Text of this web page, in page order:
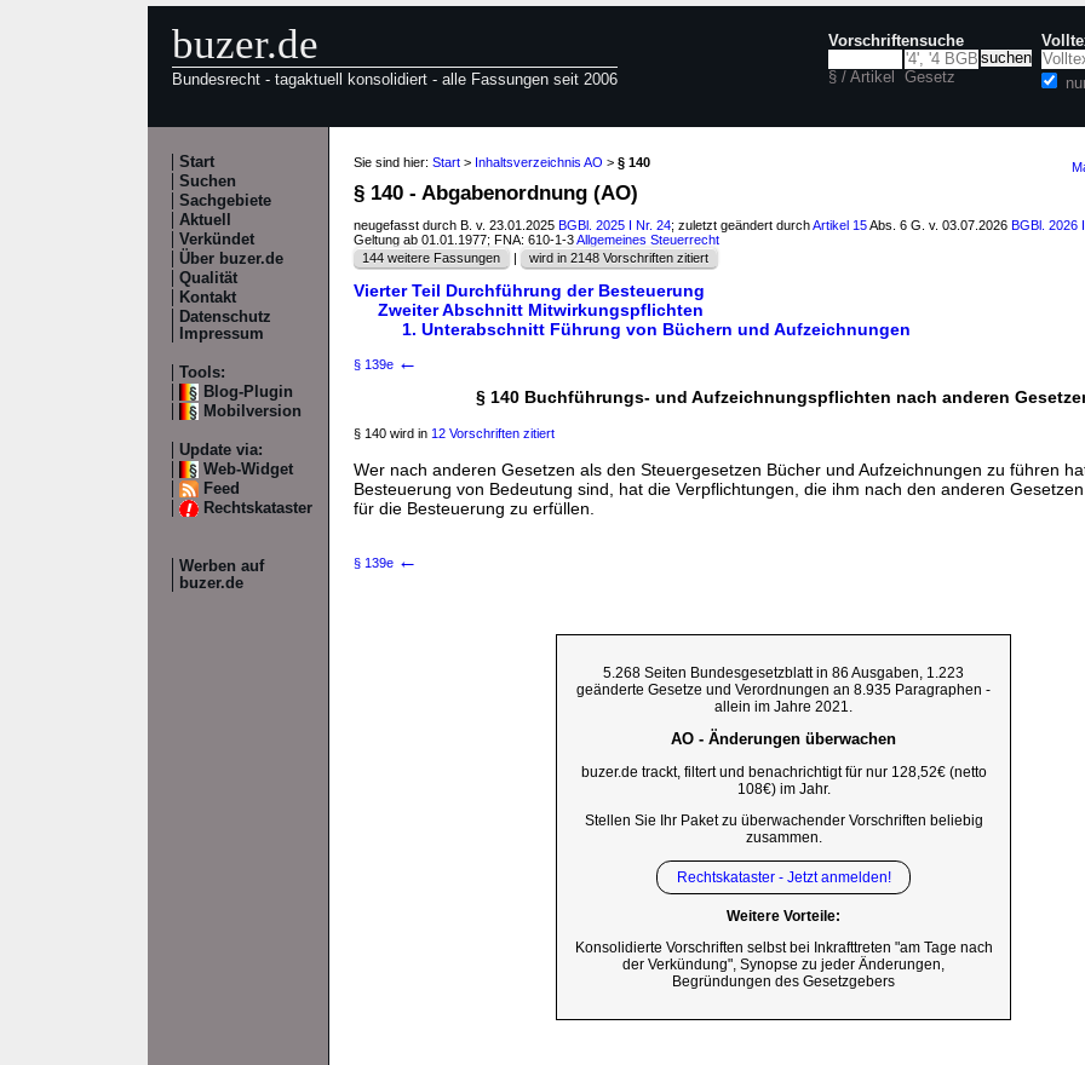
buzer.de
Bundesrecht - tagaktuell konsolidiert - alle Fassungen seit 2006
Vorschriftensuche
§ / Artikel Gesetz
Start
Suchen
Sachgebiete
Aktuell
Verkündet
Über buzer.de
Qualität
Kontakt
Datenschutz
Impressum
Tools:
Blog-Plugin
Mobilversion
Update via:
Web-Widget
Feed
Rechtskataster
Werben auf
buzer.de
Sie sind hier: Start > Inhaltsverzeichnis AO > § 140
§ 140 - Abgabenordnung (AO)
neugefasst durch B. v. 23.01.2025 BGBl. 2025 I Nr. 24; zuletzt geändert durchArtikel 15Abs. 6 G. v. 03.07.2026 BGBl. 2026
Geltung ab 01.01.1977; FNA: 610-1-3Allgemeines Steuerrecht
144 weitere Fassungen
| wird in 2148 Vorschriften zitiert
Vierter Teil Durchführung der Besteuerung
Zweiter Abschnitt Mitwirkungspflichten
1. Unterabschnitt Führung von Büchern und Aufzeichnungen
§ 139e ←
§ 140 Buchführungs- und Aufzeichnungspflichten nach anderen
§ 140 wird in 12 Vorschriften zitiert
Wer nach anderen Gesetzen als den Steuergesetzen Bücher und Aufzeichnungen zu führen
Besteuerung von Bedeutung sind, hat die Verpflichtungen, die ihm nach den anderen
für die Besteuerung zu erfüllen.
§ 139e ←
5.268 Seiten Bundesgesetzblatt in 86 Ausgaben, 1.223
geänderte Gesetze und Verordnungen an 8.935 Paragraphen -
allein im Jahre 2021.
AO - Änderungen überwachen
buzer.de trackt, filtert und benachrichtigt für nur 128,52€ (netto
108€) im Jahr.
Stellen Sie Ihr Paket zu überwachender Vorschriften beliebig
zusammen.
Rechtskataster - Jetzt anmelden!
Weitere Vorteile:
Konsolidierte Vorschriften selbst bei Inkrafttreten "am Tage nach
der Verkündung", Synopse zu jeder Änderungen,
Begründungen des Gesetzgebers